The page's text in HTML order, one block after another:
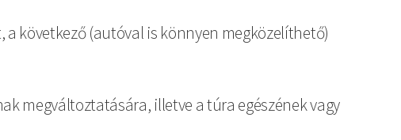
következő (autóval is könnyen megközelíthető)
megváltoztatására, illetve a túra egészének vagy